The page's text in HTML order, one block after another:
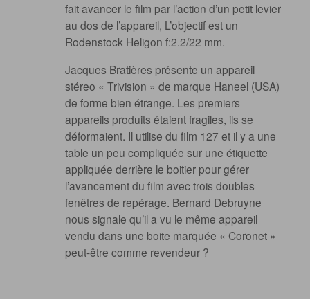
fait avancer le film par l’action d’un petit levier
au dos de l’appareil, L’objectif est un
Rodenstock Heligon f:2.2/22 mm.
Jacques Bratières présente un appareil
stéreo « Trivision » de marque Haneel (USA)
de forme bien étrange. Les premiers
appareils produits étaient fragiles, ils se
déformaient. Il utilise du film 127 et il y a une
table un peu compliquée sur une étiquette
appliquée derrière le boitier pour gérer
l’avancement du film avec trois doubles
fenêtres de repérage. Bernard Debruyne
nous signale qu’il a vu le même appareil
vendu dans une boite marquée « Coronet »
peut-être comme revendeur ?